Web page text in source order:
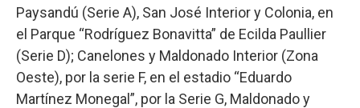
Paysandú (Serie A), San José Interior y Colonia, en
el Parque “Rodríguez Bonavitta” de Ecilda Paullier
(Serie D); Canelones y Maldonado Interior (Zona
Oeste), por la serie F, en el estadio “Eduardo
Martínez Monegal”, por la Serie G, Maldonado y